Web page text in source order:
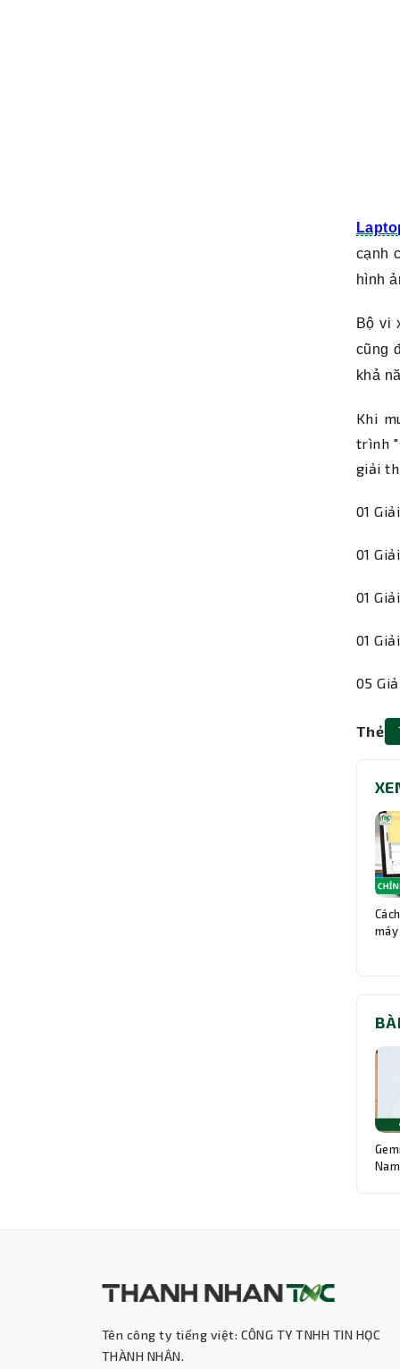
cạnh
hình
Bộ vi
cũng
khả
Khi
trình
giải
01
01
01
01
05
Thẻ
Tên công ty tiếng việt: CÔNG TY TNHH TIN HỌC
THÀNH NHÂN.